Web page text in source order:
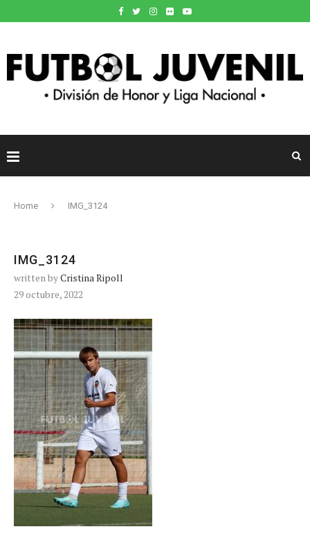
Home IMG_3124
IMG_3124
written byCristina Ripoll
29 octubre, 2022